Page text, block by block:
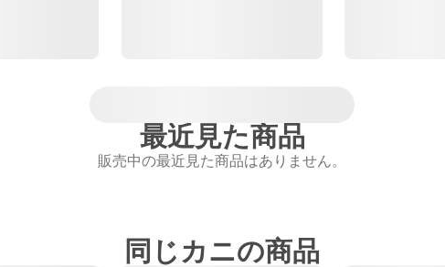
最近見た商品
販売中の最近見た商品はありません。
同じカニの商品